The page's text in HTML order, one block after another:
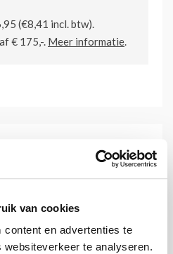
van cookies
en advertenties te
websiteverkeer te analyseren.
(€8,41 incl. btw).
€ 175,-. Meer informatie.